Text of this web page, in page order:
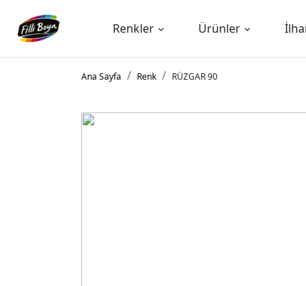
Renkler Ürünler
Ana Sayfa Renk RÜZGAR 90